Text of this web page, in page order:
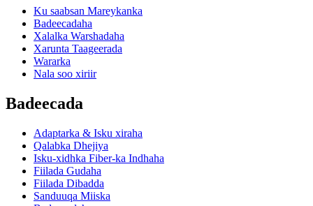
Ku saabsan Mareykanka
Badeecadaha
Xalalka Warshadaha
Xarunta Taageerada
Wararka
Nala soo xiriir
Badeecada
Adaptarka & Isku xiraha
Qalabka Dhejiya
Isku-xidhka Fiber-ka Indhaha
Fiilada Gudaha
Fiilada Dibadda
Sanduuqa Miiska